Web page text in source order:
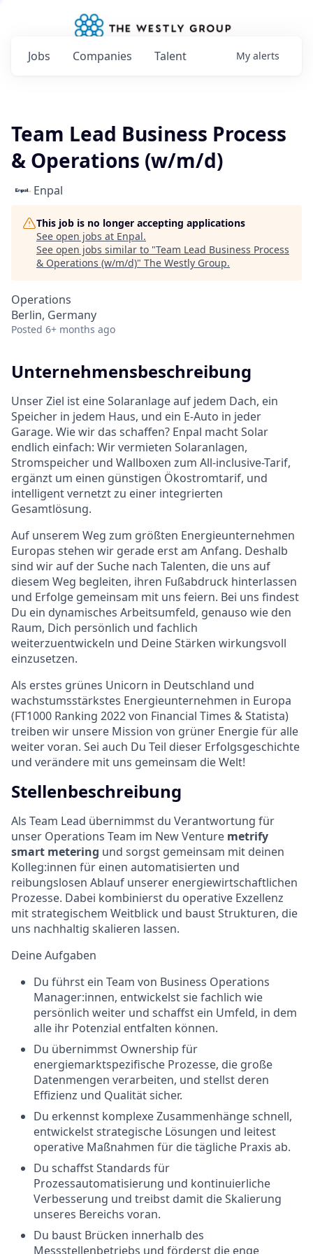
Jobs Companies Talent My alerts
Team Lead Business Process
& Operations (w/m/d)
Enpal
This job is no longer accepting applications
See open jobs at Enpal.
See open jobs similar to "Team Lead Business Process
& Operations (w/m/d)" The Westly Group.
Operations
Berlin, Germany
Posted 6+ months ago
Unternehmensbeschreibung
Unser Ziel ist eine Solaranlage auf jedem Dach, ein
Speicher in jedem Haus, und ein E-Auto in jeder
Garage. Wie wir das schaffen? Enpal macht Solar
endlich einfach: Wir vermieten Solaranlagen,
Stromspeicher und Wallboxen zum All-inclusive-Tarif,
ergänzt um einen günstigen Ökostromtarif, und
intelligent vernetzt zu einer integrierten
Gesamtlösung.
Auf unserem Weg zum größten Energieunternehmen
Europas stehen wir gerade erst am Anfang. Deshalb
sind wir auf der Suche nach Talenten, die uns auf
diesem Weg begleiten, ihren Fußabdruck hinterlassen
und Erfolge gemeinsam mit uns feiern. Bei uns findest
Du ein dynamisches Arbeitsumfeld, genauso wie den
Raum, Dich persönlich und fachlich
weiterzuentwickeln und Deine Stärken wirkungsvoll
einzusetzen.
Als erstes grünes Unicorn in Deutschland und
wachstumsstärkstes Energieunternehmen in Europa
(FT1000 Ranking 2022 von Financial Times & Statista)
treiben wir unsere Mission von grüner Energie für alle
weiter voran. Sei auch Du Teil dieser Erfolgsgeschichte
und verändere mit uns gemeinsam die Welt!
Stellenbeschreibung
Als Team Lead übernimmst du Verantwortung für
unser Operations Team im New Venture metrify
smart metering und sorgst gemeinsam mit deinen
Kolleg:innen für einen automatisierten und
reibungslosen Ablauf unserer energiewirtschaftlichen
Prozesse. Dabei kombinierst du operative Exzellenz
mit strategischem Weitblick und baust Strukturen, die
uns nachhaltig skalieren lassen.
Deine Aufgaben
Du führst ein Team von Business Operations
Manager:innen, entwickelst sie fachlich wie
persönlich weiter und schaffst ein Umfeld, in dem
alle ihr Potenzial entfalten können.
Du übernimmst Ownership für
energiemarktspezifische Prozesse, die große
Datenmengen verarbeiten, und stellst deren
Effizienz und Qualität sicher.
Du erkennst komplexe Zusammenhänge schnell,
entwickelst strategische Lösungen und leitest
operative Maßnahmen für die tägliche Praxis ab.
Du schaffst Standards für
Prozessautomatisierung und kontinuierliche
Verbesserung und treibst damit die Skalierung
unseres Bereichs voran.
Du baust Brücken innerhalb des
Messstellenbetriebs und förderst die enge